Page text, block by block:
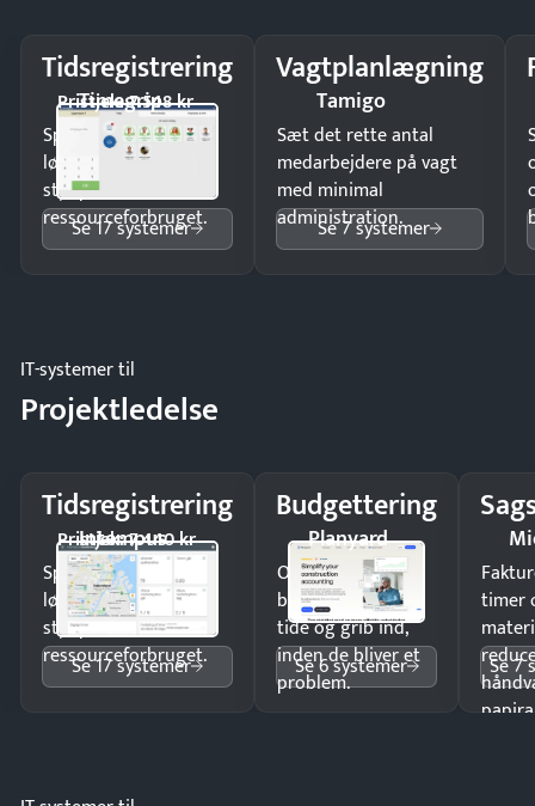
Tidsregistrering
Timegrip
Pristjek: 7.548 kr
Spar tid på
lønberegning og få
styr på
ressourceforbruget.
Se 17 systemer
Vagtplanlægning
Tamigo
Sæt det rette antal
medarbejdere på vagt
med minimal
administration.
Se 7 systemer
IT-systemer til
Projektledelse
Tidsregistrering
Intempus
Pristjek: 7.440 kr
Spar tid på
lønberegning og få
styr på
ressourceforbruget.
Se 17 systemer
Budgettering
Planyard
Opdag
budgetafvigelser i
tide og grib ind,
inden de bliver et
problem.
Se 6 systemer
timer
Se 7